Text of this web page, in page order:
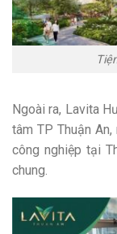
Ngoài ra, Lavita
tâm TP Thuận
công nghiệp tại
chung.